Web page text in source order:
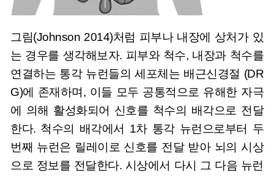
그림(Johnson 2014)처럼 피부나 내장에 상처가 있
는 경우를 생각해보자. 피부와 척수, 내장과 척수를
연결하는 통각 뉴런들의 세포체는 배근신경절 (DR
G)에 존재하며, 이들 모두 공통적으로 유해한 자극
에 의해 활성화되어 신호를 척수의 배각으로 전달
한다. 척수의 배각에서 1차 통각 뉴런으로부터 두
번째 뉴런은 릴레이로 신호를 전달 받아 뇌의 시상
으로 정보를 전달한다. 시상에서 다시 그 다음 뉴런